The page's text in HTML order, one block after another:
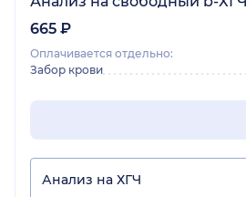
665 ₽
Оплачивается отдельно:
Забор крови
Анализ на ХГЧ